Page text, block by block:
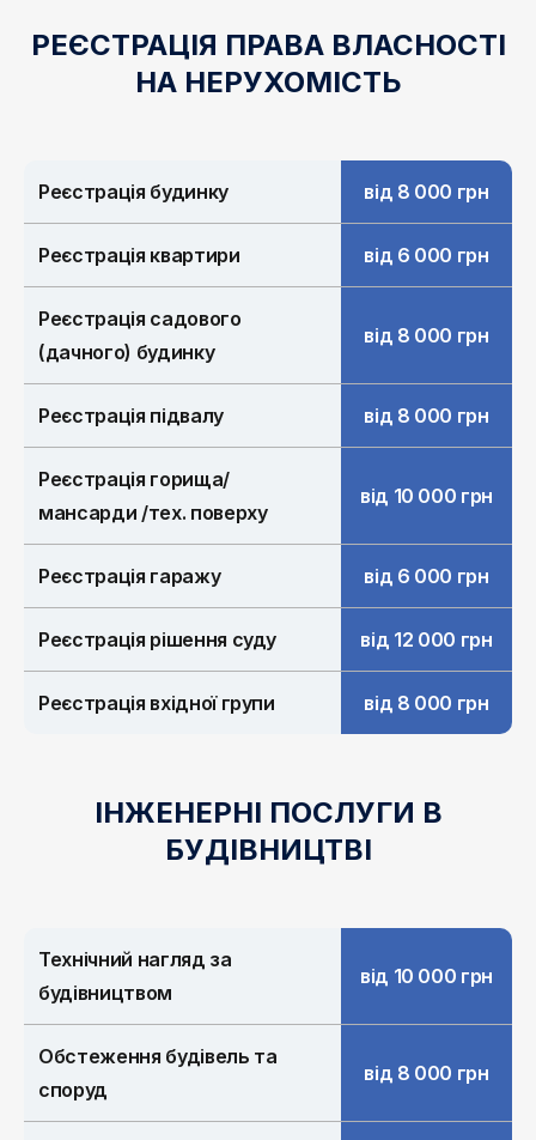
РЕЄСТРАЦІЯ ПРАВА ВЛАСНОСТІ
НА НЕРУХОМІСТЬ
Реєстрація будинку від 8 000 грн
Реєстрація квартири від 6 000 грн
Реєстрація садового
(дачного) будинку
від 8 000 грн
Реєстрація підвалу від 8 000 грн
Реєстрація горища/
мансарди /тех. поверху
від 10 000 грн
Реєстрація гаражу від 6 000 грн
Реєстрація рішення суду від 12 000 грн
Реєстрація вхідної групи від 8 000 грн
ІНЖЕНЕРНІ ПОСЛУГИ В
БУДІВНИЦТВІ
Технічний нагляд за
будівництвом
від 10 000 грн
Обстеження будівель та
споруд
від 8 000 грн